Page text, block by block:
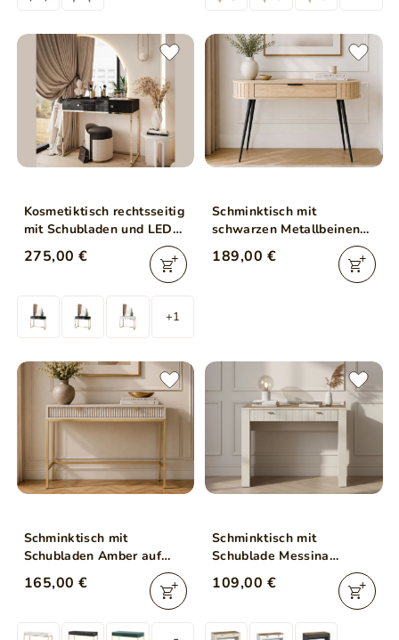
Kosmetiktisch rechtsseitig
mit Schubladen und LED-
Beleuchtung auf goldenen
Beinen Clarette Schwarz
275,00 €
+1
Schminktisch mit
schwarzen Metallbeinen
Passione Eiche Cremona
189,00 €
Schminktisch mit
Schubladen Amber auf
goldenen Beinen
165,00 €
Schminktisch mit
Schublade Messina
Kaschmir
109,00 €